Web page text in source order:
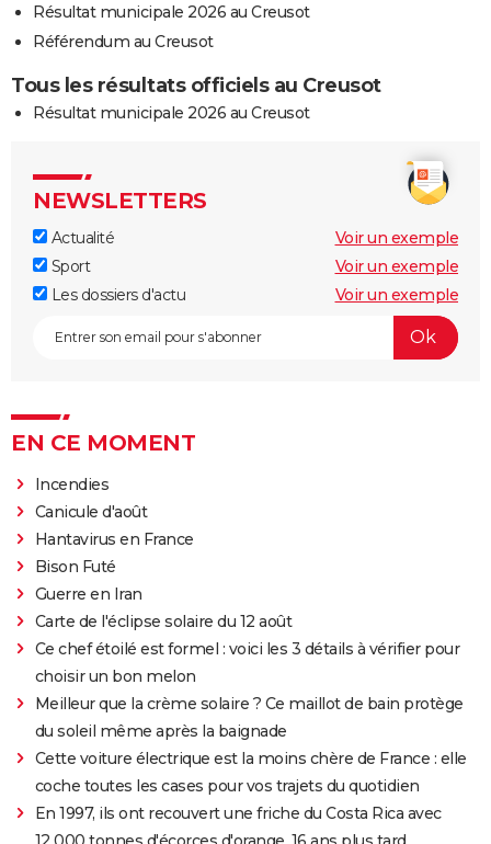
Résultat municipale 2026 au Creusot
Référendum au Creusot
Tous les résultats officiels au Creusot
Résultat municipale 2026 au Creusot
NEWSLETTERS
Actualité
Voir un exemple
Sport
Voir un exemple
Les dossiers d'actu
Voir un exemple
EN CE MOMENT
Incendies
Canicule d'août
Hantavirus en France
Bison Futé
Guerre en Iran
Carte de l'éclipse solaire du 12 août
Ce chef étoilé est formel : voici les 3 détails à vérifier pour
choisir un bon melon
Meilleur que la crème solaire ? Ce maillot de bain protège
du soleil même après la baignade
Cette voiture électrique est la moins chère de France : elle
coche toutes les cases pour vos trajets du quotidien
En 1997, ils ont recouvert une friche du Costa Rica avec